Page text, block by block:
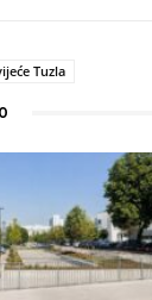
Tuzla